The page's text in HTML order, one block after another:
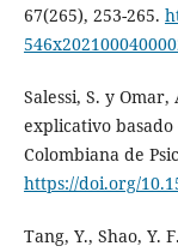
67(265), 253-265.
Salessi, S. y
explicativo
Colombiana de
https://doi.org/
Tang, Y., Shao, Y.